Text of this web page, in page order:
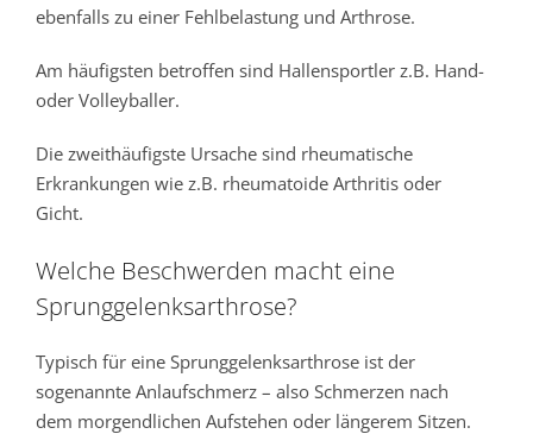
ebenfalls zu einer Fehlbelastung und Arthrose.
Am häufigsten betroffen sind Hallensportler z.B. Hand-
oder Volleyballer.
Die zweithäufigste Ursache sind rheumatische
Erkrankungen wie z.B. rheumatoide Arthritis oder
Gicht.
Welche Beschwerden macht eine
Sprunggelenksarthrose?
Typisch für eine Sprunggelenksarthrose ist der
sogenannte Anlaufschmerz – also Schmerzen nach
dem morgendlichen Aufstehen oder längerem Sitzen.